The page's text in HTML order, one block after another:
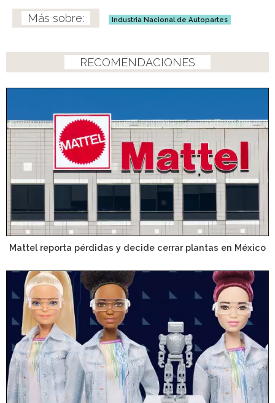
Industria Nacional de Autopartes
RECOMENDACIONES
Mattel reporta pérdidas y decide cerrar plantas en México